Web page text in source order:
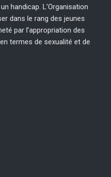
handicap. L’Organisation
dans le rang des jeunes
par l’appropriation des
termes de sexualité et de